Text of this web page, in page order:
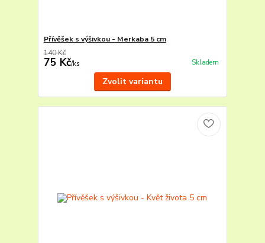
Přívěšek s výšivkou - Merkaba 5 cm
140 Kč
75 Kč/ks Skladem
Zvolit variantu